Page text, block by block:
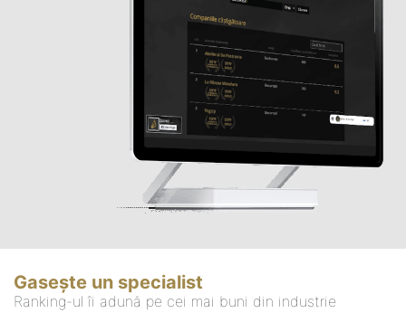
Gasește un specialist
Ranking-ul îi adună pe cei mai buni din industrie